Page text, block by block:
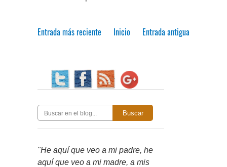
Entrada más reciente Entrada antigua
Inicio
Buscar
"He aquí que veo a mi padre, he
aquí que veo a mi madre, a mis